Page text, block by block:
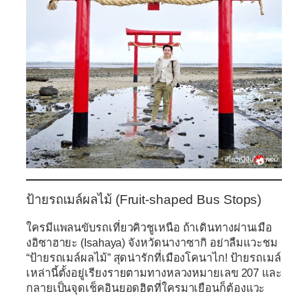
ป้ายรถเมล์ผลไม้ (Fruit-shaped Bus Stops)
ใครมีแพลนขับรถเที่ยวคิวชูเหนือ ถ้าเดินทางผ่านเมือ
งอิซาฮายะ (Isahaya) จังหวัดนางาซากิ อย่าลืมแวะชม
“ป้ายรถเมล์ผลไม้” สุดน่ารักที่เมืองโคนาไก! ป้ายรถเมล์
เหล่านี้ตั้งอยู่เรียงรายตามทางหลวงหมายเลข 207 และ
กลายเป็นจุดเช็คอินยอดฮิตที่ใครมาเยือนก็ต้องแวะ